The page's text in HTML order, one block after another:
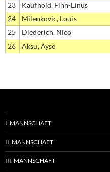
23
Kaufhold, Finn-Linus
24
Milenkovic, Louis
25
Diederich, Nico
26
Aksu, Ayse
I. MANNSCHAFT
II. MANNSCHAFT
III. MANNSCHAFT